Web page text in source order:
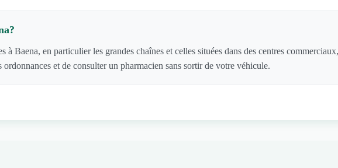
à Baena, en particulier les grandes chaînes et celles situées dans des centres
ordonnances et de consulter un pharmacien sans sortir de votre véhicule.